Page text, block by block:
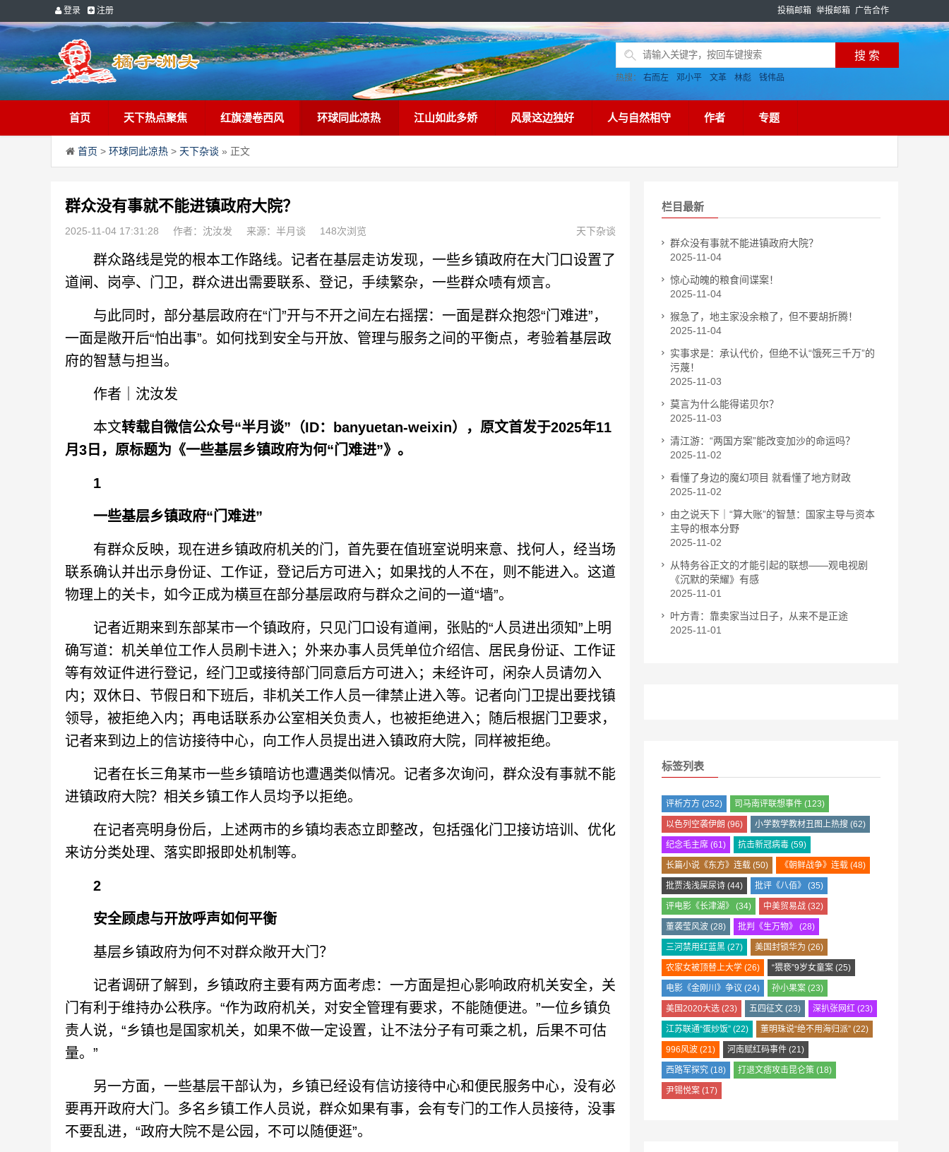
登录 注册 投稿邮箱 举报邮箱 广告合作
热搜： 右而左 邓小平 文革 林彪 钱伟品
首页 天下热点聚焦 红旗漫卷西风 环球同此凉热 江山如此多娇 风景这边独好 人与自然相守 作者 专题
首页 > 环球同此凉热 > 天下杂谈 » 正文
群众没有事就不能进镇政府大院？
2025-11-04 17:31:28 作者：沈汝发 来源：半月谈 148次浏览 天下杂谈
群众路线是党的根本工作路线。记者在基层走访发现，一些乡镇政府在大门口设置了
道闸、岗亭、门卫，群众进出需要联系、登记，手续繁杂，一些群众啧有烦言。
与此同时，部分基层政府在“门”开与不开之间左右摇摆：一面是群众抱怨“门难进”，
一面是敞开后“怕出事”。如何找到安全与开放、管理与服务之间的平衡点，考验着基层政
府的智慧与担当。
作者｜沈汝发
本文转载自微信公众号“半月谈” （ID：banyuetan-weixin） ，原文首发于2025年11
月3日 ，原标题为 《一些基层乡镇政府为何“门难进”》。
1
一些基层乡镇政府“门难进”
有群众反映，现在进乡镇政府机关的门，首先要在值班室说明来意、找何人，经当场
联系确认并出示身份证、工作证，登记后方可进入；如果找的人不在，则不能进入。这道
物理上的关卡，如今正成为横亘在部分基层政府与群众之间的一道“墙”。
记者近期来到东部某市一个镇政府，只见门口设有道闸，张贴的“人员进出须知”上明
确写道：机关单位工作人员刷卡进入；外来办事人员凭单位介绍信、居民身份证、工作证
等有效证件进行登记，经门卫或接待部门同意后方可进入；未经许可，闲杂人员请勿入
内；双休日、节假日和下班后，非机关工作人员一律禁止进入等。记者向门卫提出要找镇
领导，被拒绝入内；再电话联系办公室相关负责人，也被拒绝进入；随后根据门卫要求，
记者来到边上的信访接待中心，向工作人员提出进入镇政府大院，同样被拒绝。
记者在长三角某市一些乡镇暗访也遭遇类似情况。记者多次询问，群众没有事就不能
进镇政府大院？相关乡镇工作人员均予以拒绝。
在记者亮明身份后，上述两市的乡镇均表态立即整改，包括强化门卫接访培训、优化
来访分类处理、落实即报即处机制等。
2
安全顾虑与开放呼声如何平衡
基层乡镇政府为何不对群众敞开大门？
记者调研了解到，乡镇政府主要有两方面考虑：一方面是担心影响政府机关安全，关
门有利于维持办公秩序。“作为政府机关，对安全管理有要求，不能随便进。”一位乡镇负
责人说，“乡镇也是国家机关，如果不做一定设置，让不法分子有可乘之机，后果不可估
量。”
另一方面，一些基层干部认为，乡镇已经设有信访接待中心和便民服务中心，没有必
要再开政府大门。多名乡镇工作人员说，群众如果有事，会有专门的工作人员接待，没事
不要乱进，“政府大院不是公园，不可以随便逛”。
栏目最新
群众没有事就不能进镇政府大院？
2025-11-04
惊心动魄的粮食间谍案！
2025-11-04
猴急了，地主家没余粮了，但不要胡折腾！
2025-11-04
实事求是：承认代价，但绝不认“饿死三千万”的
污蔑！
2025-11-03
莫言为什么能得诺贝尔？
2025-11-03
清江游：“两国方案”能改变加沙的命运吗？
2025-11-02
看懂了身边的魔幻项目 就看懂了地方财政
2025-11-02
由之说天下｜“算大账”的智慧：国家主导与资本
主导的根本分野
2025-11-02
从特务谷正文的才能引起的联想——观电视剧
《沉默的荣耀》有感
2025-11-01
叶方青：靠卖家当过日子，从来不是正途
2025-11-01
标签列表
评析方方 (252) 司马南评联想事件 (123)
以色列空袭伊朗 (96) 小学数学教材丑图上热搜 (62)
纪念毛主席 (61) 抗击新冠病毒 (59)
长篇小说《东方》连载 (50) 《朝鲜战争》连载 (48)
批贾浅浅屎尿诗 (44) 批评《八佰》 (35)
评电影《长津湖》 (34) 中美贸易战 (32)
董袭莹风波 (28) 批判《生万物》 (28)
三河禁用红蓝黑 (27) 美国封锁华为 (26)
农家女被顶替上大学 (26) “猥亵”9岁女童案 (25)
电影《金刚川》争议 (24) 孙小果案 (23)
美国2020大选 (23) 五四征文 (23) 深扒张网红 (23)
江苏联通“蛋炒饭” (22) 董明珠说“绝不用海归派” (22)
996风波 (21) 河南赋红码事件 (21)
西路军探究 (18) 打退文痞攻击昆仑策 (18)
尹锡悦案 (17)